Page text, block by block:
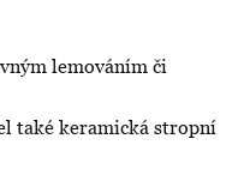
lemováním či
také keramická stropní